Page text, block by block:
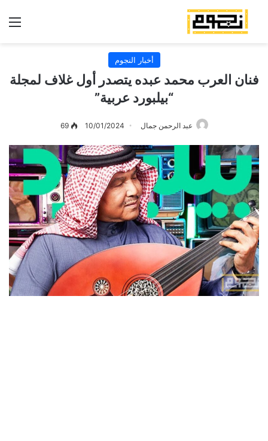
أخبار النجوم
فنان العرب محمد عبده يتصدر أول غلاف لمجلة
“بيلبورد عربية”
عبد الرحمن جمال 10/01/2024
69